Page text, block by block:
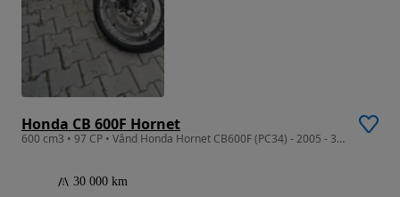
Honda CB 600F Hornet
600 cm3 • 97 CP • Vând Honda Hornet CB600F (PC34) - 2005 - 30.000 km - 2.950 €
30 000 km